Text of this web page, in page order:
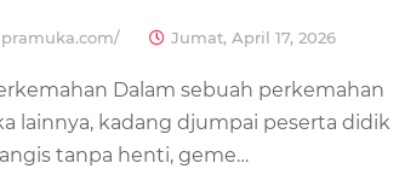
Jumat, April 17, 2026
Dalam sebuah perkemahan
lainnya, kadang djumpai peserta didik
tanpa henti, geme…